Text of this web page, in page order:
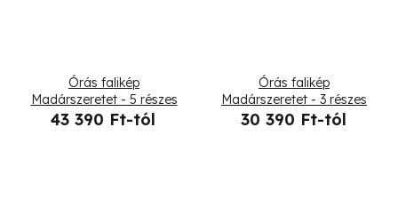
Órás falikép
Madárszeretet - 5 részes
43 390 Ft-tól
Órás falikép
Madárszeretet - 3 részes
30 390 Ft-tól